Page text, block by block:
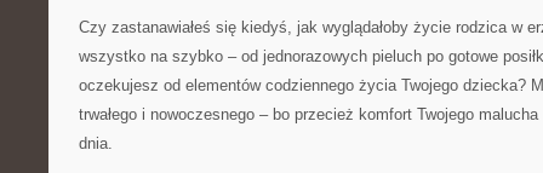
Czy zastanawiałeś się kiedyś, jak wyglądałoby życie rodzica w
wszystko na szybko – od jednorazowych pieluch po gotowe
oczekujesz od elementów codziennego życia Twojego dziecka?
trwałego i nowoczesnego – bo przecież komfort Twojego
dnia.